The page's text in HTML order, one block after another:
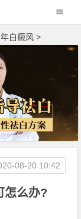
白癜风 >
怎么办?
08-20 10:42